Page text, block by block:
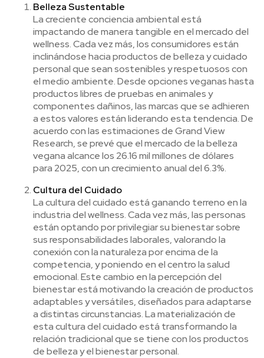
Belleza Sustentable
La creciente conciencia ambiental está
impactando de manera tangible en el mercado del
wellness. Cada vez más, los consumidores están
inclinándose hacia productos de belleza y cuidado
personal que sean sostenibles y respetuosos con
el medio ambiente. Desde opciones veganas hasta
productos libres de pruebas en animales y
componentes dañinos, las marcas que se adhieren
a estos valores están liderando esta tendencia. De
acuerdo con las estimaciones de Grand View
Research, se prevé que el mercado de la belleza
vegana alcance los 26.16 mil millones de dólares
para 2025, con un crecimiento anual del 6.3%.
Cultura del Cuidado
La cultura del cuidado está ganando terreno en la
industria del wellness. Cada vez más, las personas
están optando por privilegiar su bienestar sobre
sus responsabilidades laborales, valorando la
conexión con la naturaleza por encima de la
competencia, y poniendo en el centro la salud
emocional. Este cambio en la percepción del
bienestar está motivando la creación de productos
adaptables y versátiles, diseñados para adaptarse
a distintas circunstancias. La materialización de
esta cultura del cuidado está transformando la
relación tradicional que se tiene con los productos
de belleza y el bienestar personal.